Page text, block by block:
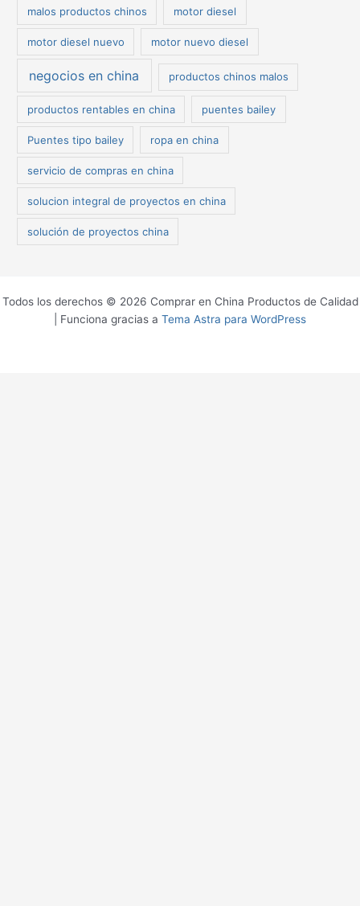
malos productos chinos motor diesel
motor diesel nuevo motor nuevo diesel
negocios en china productos chinos malos
productos rentables en china puentes bailey
Puentes tipo bailey ropa en china
servicio de compras en china
solucion integral de proyectos en china
solución de proyectos china
Todos los derechos © 2026 Comprar en China Productos de Calidad
| Funciona gracias a Tema Astra para WordPress